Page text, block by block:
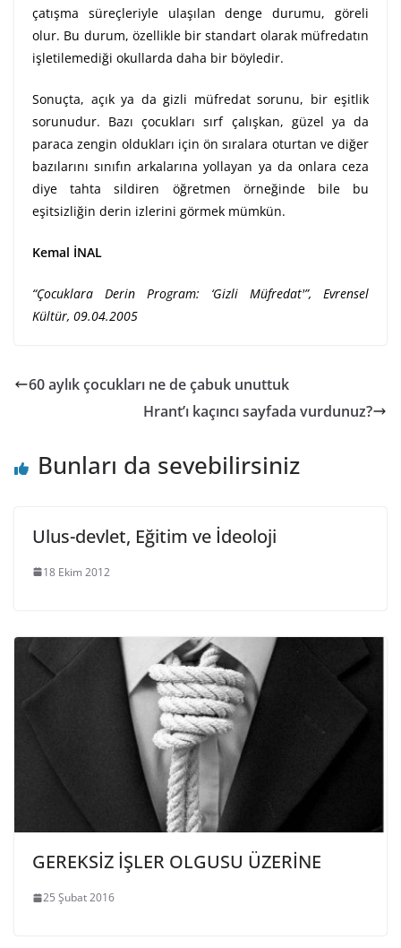
çatışma süreçleriyle ulaşılan denge durumu, göreli
olur. Bu durum, özellikle bir standart olarak müfredatın
işletilemediği okullarda daha bir böyledir.
Sonuçta, açık ya da gizli müfredat sorunu, bir eşitlik
sorunudur. Bazı çocukları sırf çalışkan, güzel ya da
paraca zengin oldukları için ön sıralara oturtan ve diğer
bazılarını sınıfın arkalarına yollayan ya da onlara ceza
diye tahta sildiren öğretmen örneğinde bile bu
eşitsizliğin derin izlerini görmek mümkün.
Kemal İNAL
“Çocuklara Derin Program: ‘Gizli Müfredat'”, Evrensel
Kültür, 09.04.2005
60 aylık çocukları ne de çabuk unuttuk
Hrant’ı kaçıncı sayfada vurdunuz?
Bunları da sevebilirsiniz
Ulus-devlet, Eğitim ve İdeoloji
18 Ekim 2012
GEREKSİZ İŞLER OLGUSU ÜZERİNE
25 Şubat 2016